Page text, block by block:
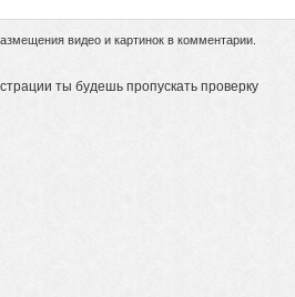
видео и картинок в комментарии.
ты будешь пропускать проверку